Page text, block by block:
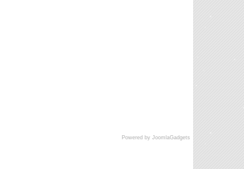
Powered by JoomlaGadgets